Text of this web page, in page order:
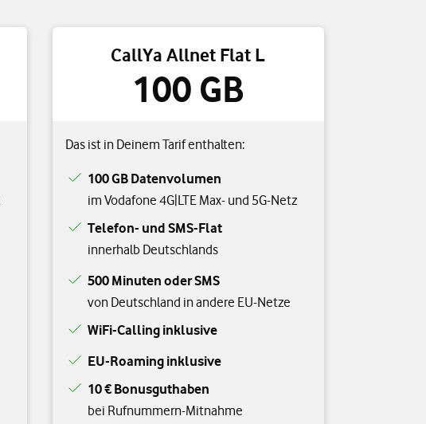
CallYa Allnet Flat L
100 GB
Das ist in Deinem Tarif enthalten:
100 GB Datenvolumen
im Vodafone 4G|LTE Max- und 5G-Netz
Telefon- und SMS-Flat
innerhalb Deutschlands
500 Minuten oder SMS
von Deutschland in andere EU-Netze
WiFi-Calling inklusive
EU-Roaming inklusive
10 € Bonusguthaben
bei Rufnummern-Mitnahme